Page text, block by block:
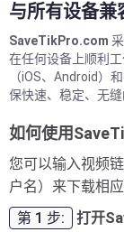
与所有设备兼
SaveTikPro.com
在任何设备上顺利
（iOS、Android）
保快速、稳定、无缝
如何使用
您可以输入视频
户名）来下载相
第 1 步:
打开